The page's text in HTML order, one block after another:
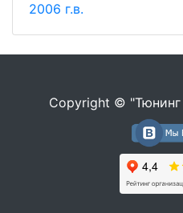
2006 г.в.
Copyright ©